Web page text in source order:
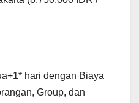
hari dengan Biaya
Group, dan